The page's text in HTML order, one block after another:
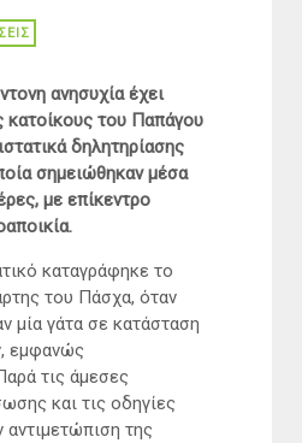
ανησυχία έχει
κατοίκους του Παπάγου
δηλητηρίασης
σημειώθηκαν μέσα
με επίκεντρο
καταγράφηκε το
του Πάσχα, όταν
μία γάτα σε κατάσταση
εμφανώς
τις άμεσες
και τις οδηγίες
αντιμετώπιση της